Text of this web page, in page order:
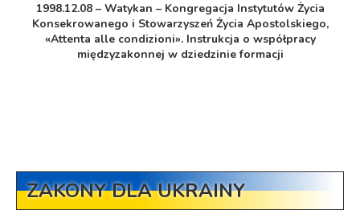
1998.12.08 – Watykan – Kongregacja Instytutów Życia
Konsekrowanego i Stowarzyszeń Życia Apostolskiego,
«Attenta alle condizioni». Instrukcja o współpracy
międzyzakonnej w dziedzinie formacji
ZAKONY DLA UKRAINY